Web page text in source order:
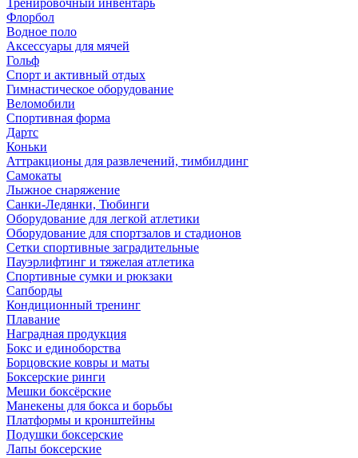
Тренировочный инвентарь
Флорбол
Водное поло
Аксессуары для мячей
Гольф
Спорт и активный отдых
Гимнастическое оборудование
Веломобили
Спортивная форма
Дартс
Коньки
Аттракционы для развлечений, тимбилдинг
Самокаты
Лыжное снаряжение
Санки-Ледянки, Тюбинги
Оборудование для легкой атлетики
Оборудование для спортзалов и стадионов
Сетки спортивные заградительные
Пауэрлифтинг и тяжелая атлетика
Спортивные сумки и рюкзаки
Сапборды
Кондиционный тренинг
Плавание
Наградная продукция
Бокс и единоборства
Борцовские ковры и маты
Боксерские ринги
Мешки боксёрские
Манекены для бокса и борьбы
Платформы и кронштейны
Подушки боксерские
Лапы боксерские